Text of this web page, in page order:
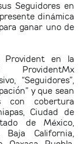
Seguidores en
dinámica
ganar uno de
Provident en la
“Seguidores”,
y que sean
con cobertura
Ciudad de
de México,
Baja California,